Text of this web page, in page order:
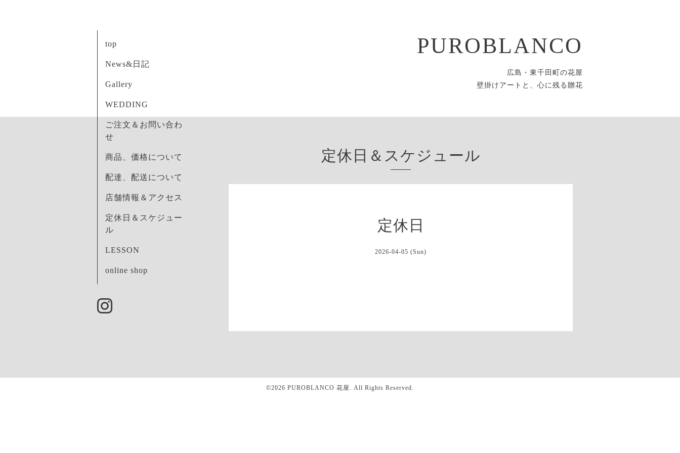
PUROBLANCO
広島・東千田町の花屋
壁掛けアートと、心に残る贈花
top
News&日記
Gallery
WEDDING
ご注文＆お問い合わ
せ
商品、価格について
配達、配送について
店舗情報＆アクセス
定休日＆スケジュー
ル
LESSON
online shop
定休日＆スケジュール
定休日
2026-04-05 (Sun)
©2026 PUROBLANCO 花屋 . All Rights Reserved.